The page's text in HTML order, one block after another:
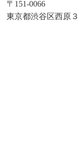
〒151-0066
東京都渋谷区西原